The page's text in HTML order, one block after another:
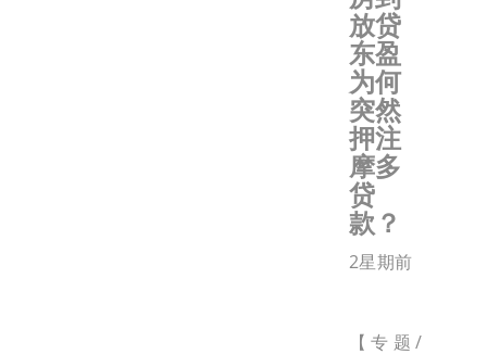
放贷
东盈
为何
突然
押注
摩多
贷
款？
2星期前
【专题/